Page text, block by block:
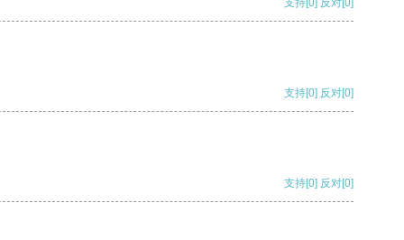
支持 [0] 反对 [0]
支持[0] 反对[0]
支持[0] 反对[0]